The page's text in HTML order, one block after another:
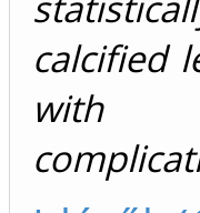
calcified
with